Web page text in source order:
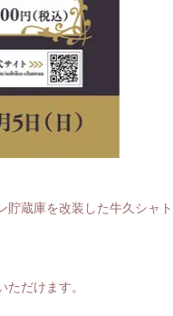
蔵庫を改装した牛久シャト
だけます。